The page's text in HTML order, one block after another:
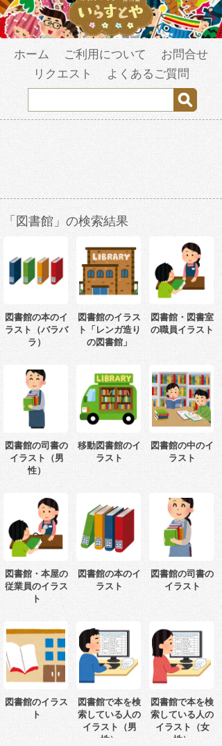
ホーム ご利用について
お問合せ
リクエスト
よくあるご質問
「図書館」の検索結果
図書館の本のイ
ラスト（バラバ
ラ）
図書館のイラス
ト「レンガ造り
の図書館」
図書館・図書室
の職員イラスト
図書館の司書の
イラスト（男
性）
移動図書館のイ
ラスト
図書館の中のイ
ラスト
図書館・本屋の
従業員のイラス
ト
図書館の本のイ
ラスト
図書館の司書の
イラスト
図書館のイラス
ト
図書館で本を検
索している人の
イラスト（男
性）
図書館で本を検
索している人の
イラスト（女
性）